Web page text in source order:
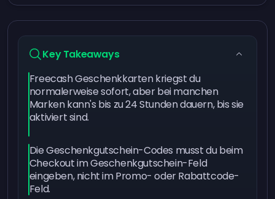
Key Takeaways
Freecash Geschenkkarten kriegst du
normalerweise sofort, aber bei manchen
Marken kann's bis zu 24 Stunden dauern, bis sie
aktiviert sind.
Die Geschenkgutschein-Codes musst du beim
Checkout im Geschenkgutschein-Feld
eingeben, nicht im Promo- oder Rabattcode-
Feld.